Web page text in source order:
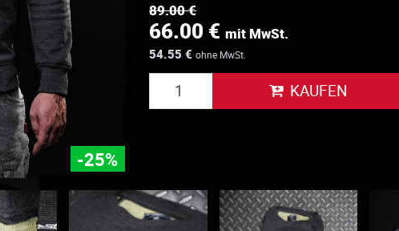
-25%
89.00 €
66.00 € mit MwSt.
54.55 € ohne MwSt.
KAUFEN